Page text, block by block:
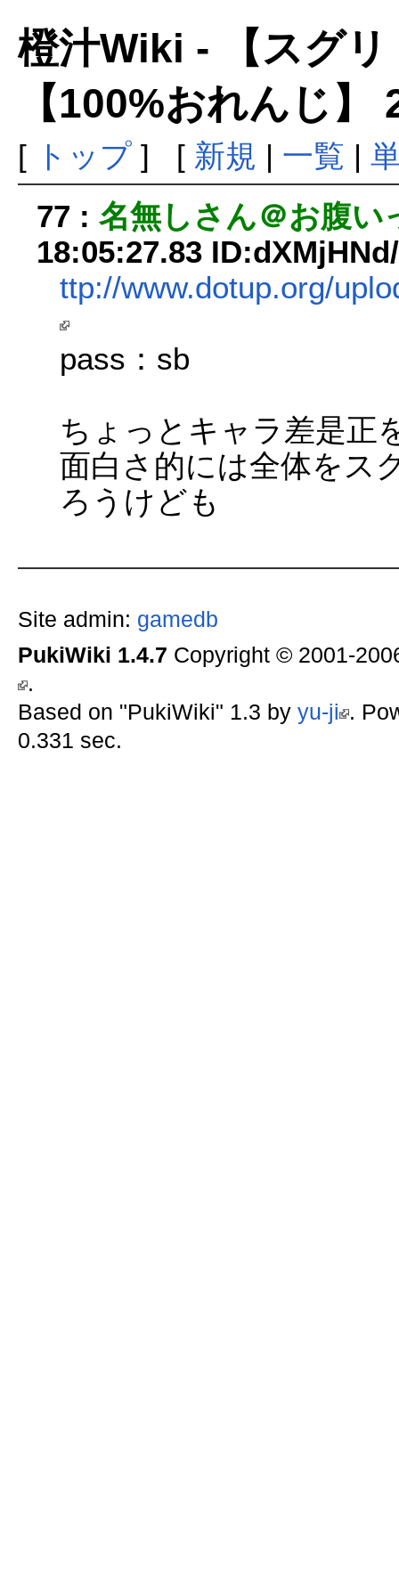
橙汁Wiki - 【スグ
【100%おれんじ】
[ トップ] [ 新規 | 一覧 |
77 :名無しさん＠お腹い
18:05:27.83 ID:dXMjHNd/
ttp://www.dotup.org/
pass：sb
ちょっとキャラ差是正
面白さ的には全体をス
ろうけども
Site admin: gamedb
PukiWiki 1.4.7 Copyright © 2001-
.
Based on "PukiWiki" 1.3 by yu-ji .
0.331 sec.